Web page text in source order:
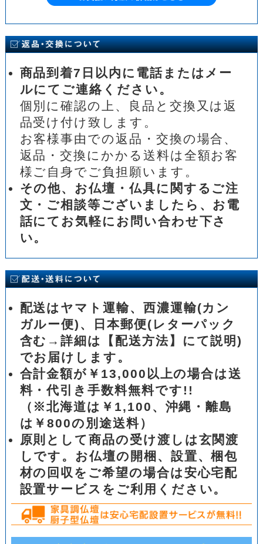
商品到着7日以内に電話またはメー
ルにてご連絡ください。
個別に確認の上、良品と交換又は返
品受け付け致します。
お客様事由での返品・交換の場合、
返品・交換にかかる送料は全額お客
様ご自身でご負担願います。
その他、お仏壇・仏具に関するご注
文・ご相談等ございましたら、お電
話にてお気軽にお問い合わせ下さ
い。
配送はヤマト運輸、西濃運輸(カン
ガルー便)、日本郵便(レターパック
含む→詳細は【配送方法】にて説明)
でお届けします。
合計金額が￥13,000以上の場合は送
料・代引き手数料無料です!!
（※北海道は￥1,100、沖縄・離島
は￥800の別途送料）
原則として商品の受け渡しは玄関渡
しです。お仏壇の開梱、設置、梱包
材の回収をご希望の場合は安心宅配
設置サービスをご利用ください。